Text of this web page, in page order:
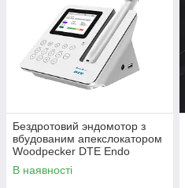
Бездротовий эндомотор з
вбудованим апекслокатором
Woodpecker DTE Endo
Radar.+LED ПІДСВІТКА.
В наявності